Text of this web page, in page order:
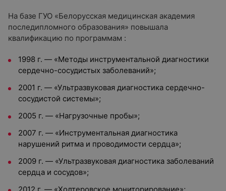
На базе ГУО «Белорусская медицинская академия
последипломного образования» повышала
квалификацию по программам :
1998 г. — «Методы инструментальной диагностики
сердечно-сосудистых заболеваний»;
2001 г. — «Ультразвуковая диагностика сердечно-
сосудистой системы»;
2005 г. — «Нагрузочные пробы»;
2007 г. — «Инструментальная диагностика
нарушений ритма и проводимости сердца»;
2009 г. — «Ультразвуковая диагностика заболеваний
сердца и сосудов»;